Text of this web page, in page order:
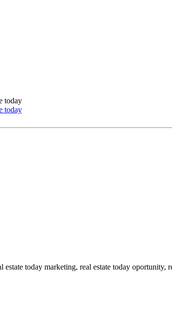
today marketing, real estate today oportunity,